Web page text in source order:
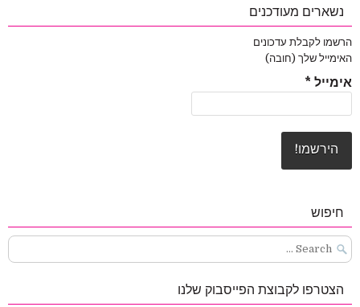
נשארים מעודכנים
הרשמו לקבלת עדכונים
האימייל שלך (חובה)
אימייל *
חיפוש
Search
for:
הצטרפו לקבוצת הפייסבוק שלנו